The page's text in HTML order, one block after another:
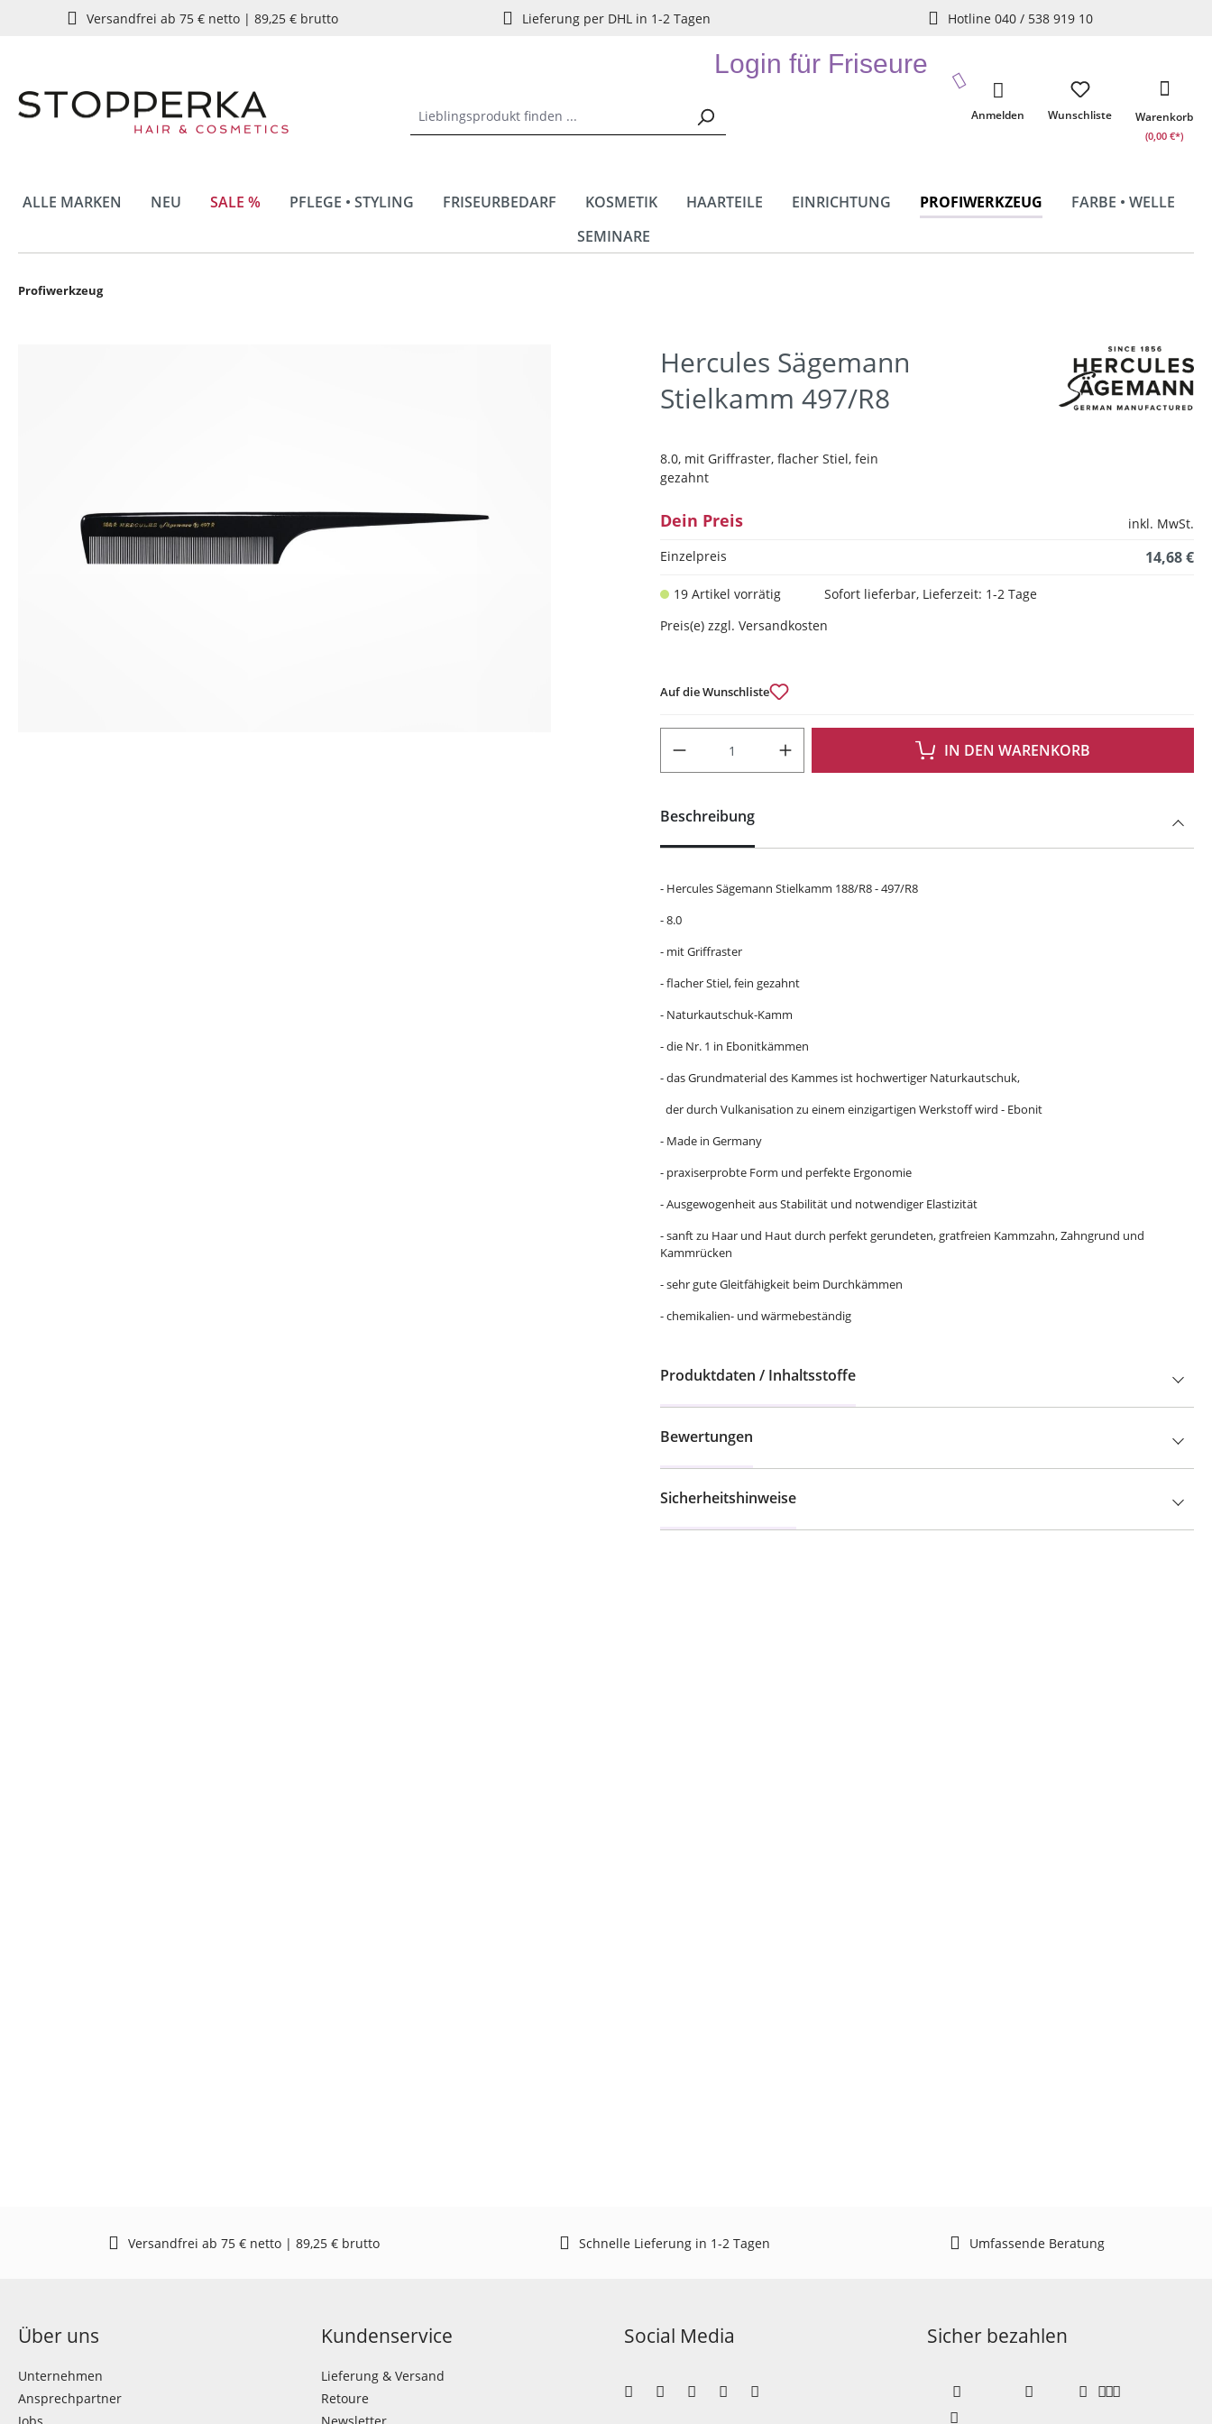
Zur Hauptnavigation springen
Versandfrei ab 75 € netto | 89,25 € brutto Lieferung per DHL in 1-2 Tagen Hotline 040 / 538 919 10
Login für Friseure
Wunschliste
Anmelden Warenkorb
(0,00 €*)
ALLE MARKEN NEU SALE % PFLEGE • STYLING FRISEURBEDARF KOSMETIK HAARTEILE EINRICHTUNG PROFIWERKZEUG
FARBE • WELLE
SEMINARE
Profiwerkzeug
Hercules Sägemann
Stielkamm 497/R8
8.0, mit Griffraster, flacher Stiel, fein
gezahnt
Dein Preis
inkl. MwSt.
Einzelpreis
14,68 €
19 Artikel vorrätig
Sofort lieferbar, Lieferzeit: 1-2 Tage
Preis(e) zzgl. Versandkosten
Auf die Wunschliste
IN DEN WARENKORB
Beschreibung
- Hercules Sägemann Stielkamm 188/R8 - 497/R8
- 8.0
- mit Griffraster
- flacher Stiel, fein gezahnt
- Naturkautschuk-Kamm
- die Nr. 1 in Ebonitkämmen
- das Grundmaterial des Kammes ist hochwertiger Naturkautschuk,
der durch Vulkanisation zu einem einzigartigen Werkstoff wird - Ebonit
- Made in Germany
- praxiserprobte Form und perfekte Ergonomie
- Ausgewogenheit aus Stabilität und notwendiger Elastizität
- sanft zu Haar und Haut durch perfekt gerundeten, gratfreien Kammzahn, Zahngrund und
Kammrücken
- sehr gute Gleitfähigkeit beim Durchkämmen
- chemikalien- und wärmebeständig
Produktdaten / Inhaltsstoffe
Bewertungen
Sicherheitshinweise
Versandfrei ab 75 € netto | 89,25 € brutto Schnelle Lieferung in 1-2 Tagen Umfassende Beratung
Über uns
Unternehmen
Ansprechpartner
Kundenservice
Lieferung & Versand
Retoure
Social Media Sicher bezahlen